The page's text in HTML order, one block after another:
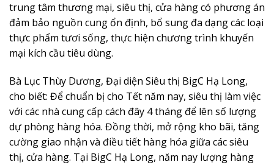
trung tâm thương mại, siêu thị, cửa hàng có phương án
đảm bảo nguồn cung ổn định, bổ sung đa dạng các loại
thực phẩm tươi sống, thực hiện chương trình khuyến
mại kích cầu tiêu dùng.
Bà Lục Thùy Dương, Đại diện Siêu thị BigC Hạ Long,
cho biết: Để chuẩn bị cho Tết năm nay, siêu thị làm việc
với các nhà cung cấp cách đây 4 tháng để lên số lượng
dự phòng hàng hóa. Đồng thời, mở rộng kho bãi, tăng
cường giao nhận và điều tiết hàng hóa giữa các siêu
thị, cửa hàng. Tại BigC Hạ Long, năm nay lượng hàng